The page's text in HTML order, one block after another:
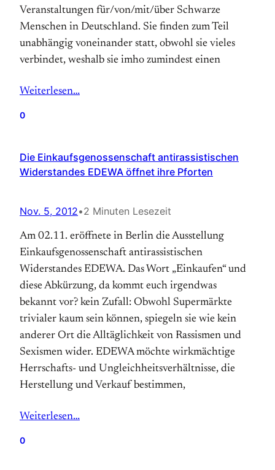
Veranstaltungen für/von/mit/über Schwarze
Menschen in Deutschland. Sie finden zum Teil
unabhängig voneinander statt, obwohl sie vieles
verbindet, weshalb sie imho zumindest einen
Weiterlesen…
0
Die Einkaufsgenossenschaft antirassistischen
Widerstandes EDEWA öffnet ihre Pforten
Nov. 5, 2012•2 Minuten Lesezeit
Am 02.11. eröffnete in Berlin die Ausstellung
Einkaufsgenossenschaft antirassistischen
Widerstandes EDEWA. Das Wort „Einkaufen“ und
diese Abkürzung, da kommt euch irgendwas
bekannt vor? kein Zufall: Obwohl Supermärkte
trivialer kaum sein können, spiegeln sie wie kein
anderer Ort die Alltäglichkeit von Rassismen und
Sexismen wider. EDEWA möchte wirkmächtige
Herrschafts- und Ungleichheitsverhältnisse, die
Herstellung und Verkauf bestimmen,
Weiterlesen…
0